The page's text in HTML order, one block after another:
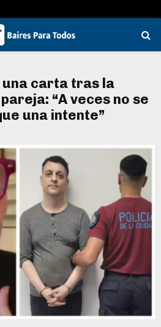
una carta tras la
“A veces no se
una intente”